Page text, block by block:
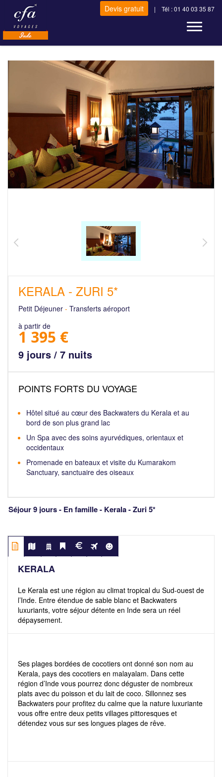
Devis gratuit | Tél : 01 40 03 35 87
Toggle
KERALA - ZURI 5*
Petit Déjeuner - Transferts aéroport
à partir de
1 395 €
9 jours / 7 nuits
POINTS FORTS DU VOYAGE
Hôtel situé au cœur des Backwaters du Kerala et au
bord de son plus grand lac
Un Spa avec des soins ayurvédiques, orientaux et
occidentaux
Promenade en bateaux et visite du Kumarakom
Sanctuary, sanctuaire des oiseaux
Séjour 9 jours - En famille - Kerala - Zuri 5*
KERALA
Le Kerala est une région au climat tropical du Sud-ouest de
l’Inde. Entre étendue de sable blanc et Backwaters
luxuriants, votre séjour détente en Inde sera un réel
dépaysement.
Ses plages bordées de cocotiers ont donné son nom au
Kerala, pays des cocotiers en malayalam. Dans cette
région d’Inde vous pourrez donc déguster de nombreux
plats avec du poisson et du lait de coco. Sillonnez ses
Backwaters pour profitez du calme que la nature luxuriante
vous offre entre deux petits villages pittoresques et
détendez vous sur ses longues plages de rêve.